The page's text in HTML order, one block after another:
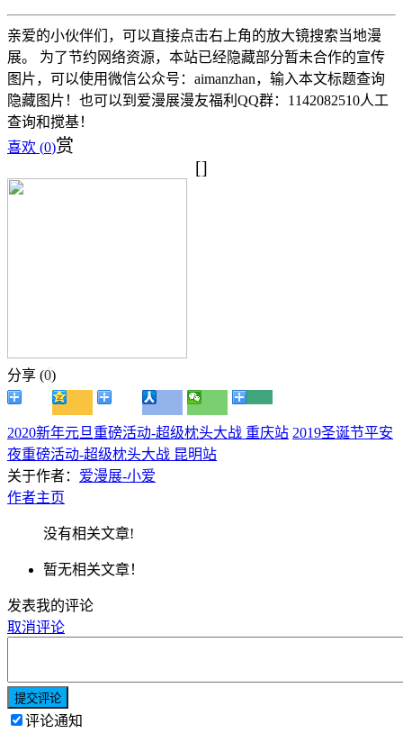
亲爱的小伙伴们，可以直接点击右上角的放大镜搜索当地漫
展。 为了节约网络资源，本站已经隐藏部分暂未合作的宣传
图片，可以使用微信公众号：aimanzhan，输入本文标题查询
隐藏图片！也可以到爱漫展漫友福利QQ群：1142082510人工
查询和搅基！
喜欢 (0)赏
[]
分享 (0)
2020新年元旦重磅活动-超级枕头大战 重庆站 2019圣诞节平安
夜重磅活动-超级枕头大战 昆明站
关于作者： 爱漫展-小爱
作者主页
没有相关文章!
暂无相关文章！
发表我的评论
取消评论
提交评论
评论通知